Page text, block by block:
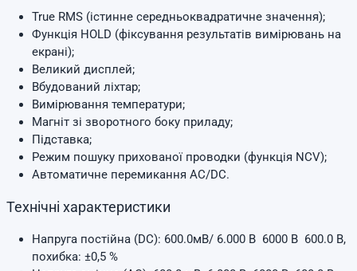
True RMS (істинне середньоквадратичне значення);
Функція HOLD (фіксування результатів вимірювань на
екрані);
Великий дисплей;
Вбудований ліхтар;
Вимірювання температури;
Магніт зі зворотного боку приладу;
Підставка;
Режим пошуку прихованої проводки (функція NCV);
Автоматичне перемикання AC/DC.
Технічні характеристики
Напруга постійна (DC): 600.0мВ/ 6.000 В 6000 В 600.0 В,
похибка: ±0,5 %